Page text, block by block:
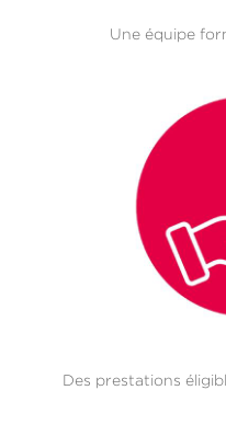
Une équipe
Des prestations